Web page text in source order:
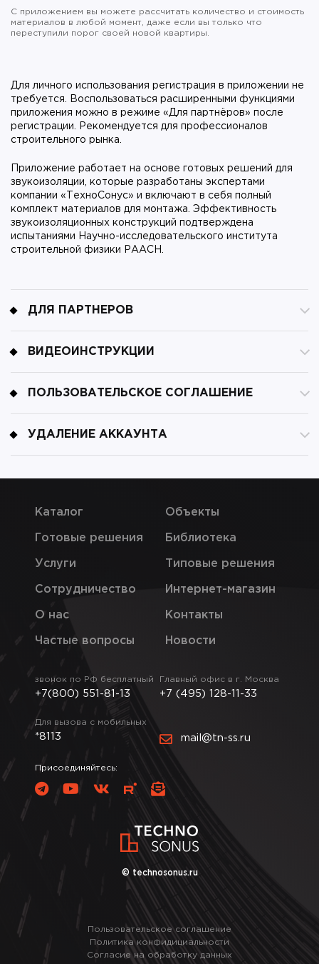
С приложением вы можете рассчитать количество и стоимость
материалов в любой момент, даже если вы только что
переступили порог своей новой квартиры.
Для личного использования регистрация в приложении не
требуется. Воспользоваться расширенными функциями
приложения можно в режиме «Для партнёров» после
регистрации. Рекомендуется для профессионалов
строительного рынка.
Приложение работает на основе готовых решений для
звукоизоляции, которые разработаны экспертами
компании «ТехноСонус» и включают в себя полный
комплект материалов для монтажа. Эффективность
звукоизоляционных конструкций подтверждена
испытаниями Научно-исследовательского института
строительной физики РААСН.
ДЛЯ ПАРТНЕРОВ
ВИДЕОИНСТРУКЦИИ
ПОЛЬЗОВАТЕЛЬСКОЕ СОГЛАШЕНИЕ
УДАЛЕНИЕ АККАУНТА
© technosonus.ru
Пользовательское соглашение
Политика конфидициальности
Согласие на обработку данных
Каталог
Готовые решения
Услуги
Сотрудничество
О нас
Частые вопросы
Объекты
Библиотека
Типовые решения
Интернет-магазин
Контакты
Новости
звонок по РФ бесплатный
+7(800) 551-81-13
Главный офис в г. Москва
+7 (495) 128-11-33
Для вызова с мобильных
*8113 mail@tn-ss.ru
Присоединяйтесь: